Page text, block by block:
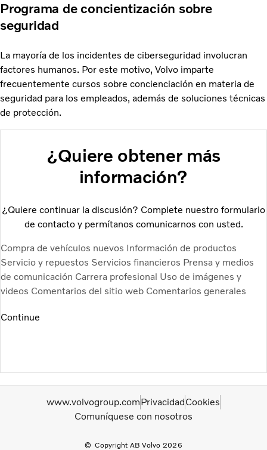
Programa de concientización sobre
seguridad
La mayoría de los incidentes de ciberseguridad involucran
factores humanos. Por este motivo, Volvo imparte
frecuentemente cursos sobre concienciación en materia de
seguridad para los empleados, además de soluciones técnicas
de protección.
¿Quiere obtener más
información?
¿Quiere continuar la discusión? Complete nuestro formulario
de contacto y permítanos comunicarnos con usted.
Compra de vehículos nuevos Información de productos
Servicio y repuestos Servicios financieros Prensa y medios
de comunicación Carrera profesional Uso de imágenes y
videos Comentarios del sitio web Comentarios generales
Continue
Copyright AB Volvo 2026
www.volvogroup.comPrivacidadCookies
Comuníquese con nosotros